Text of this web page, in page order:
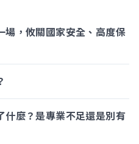
場，攸關國家安全、高度保
什麼？是專業不足還是別有